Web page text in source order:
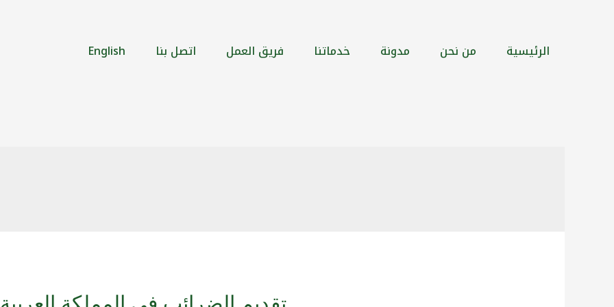
English اتصل بنا فريق العمل خدماتنا مدونة من نحن الرئيسية